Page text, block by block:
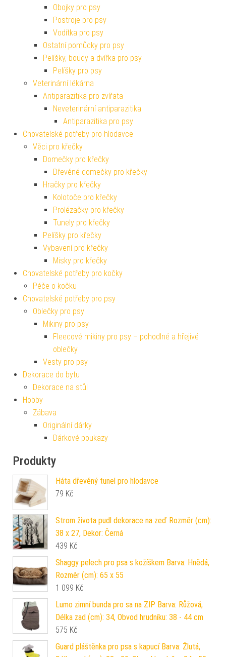
Obojky pro psy
Postroje pro psy
Vodítka pro psy
Ostatní pomůcky pro psy
Pelíšky, boudy a dvířka pro psy
Pelíšky pro psy
Veterinární lékárna
Antiparazitika pro zvířata
Neveterinární antiparazitika
Antiparazitika pro psy
Chovatelské potřeby pro hlodavce
Věci pro křečky
Domečky pro křečky
Dřevěné domečky pro křečky
Hračky pro křečky
Kolotoče pro křečky
Prolézačky pro křečky
Tunely pro křečky
Pelíšky pro křečky
Vybavení pro křečky
Misky pro křečky
Chovatelské potřeby pro kočky
Péče o kočku
Chovatelské potřeby pro psy
Oblečky pro psy
Mikiny pro psy
Fleecové mikiny pro psy – pohodlné a hřejivé
oblečky
Vesty pro psy
Dekorace do bytu
Dekorace na stůl
Hobby
Zábava
Originální dárky
Dárkové poukazy
Produkty
Háta dřevěný tunel pro hlodavce
79 Kč
Strom života pudl dekorace na zeď Rozměr (cm):
38 x 27, Dekor: Černá
439 Kč
Shaggy pelech pro psa s kožíškem Barva: Hnědá,
Rozměr (cm): 65 x 55
1 099 Kč
Lumo zimní bunda pro sa na ZIP Barva: Růžová,
Délka zad (cm): 34, Obvod hrudníku: 38 - 44 cm
575 Kč
Guard pláštěnka pro psa s kapucí Barva: Žlutá,